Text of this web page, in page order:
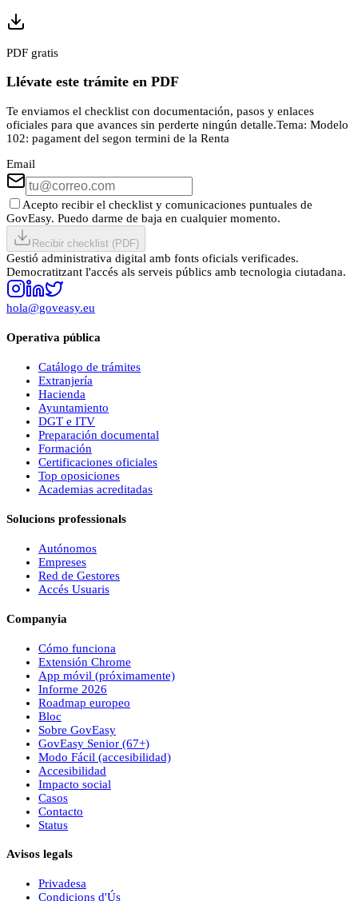
PDF gratis
Llévate este trámite en PDF
Te enviamos el checklist con documentación, pasos y enlaces
oficiales para que avances sin perderte ningún detalle.Tema: Modelo
102: pagament del segon termini de la Renta
Email
Acepto recibir el checklist y comunicaciones puntuales de
GovEasy. Puedo darme de baja en cualquier momento.
Recibir checklist (PDF)
Gestió administrativa digital amb fonts oficials verificades.
Democratitzant l'accés als serveis públics amb tecnologia ciutadana.
hola@goveasy.eu
Operativa pública
Catálogo de trámites
Extranjería
Hacienda
Ayuntamiento
DGT e ITV
Preparación documental
Formación
Certificaciones oficiales
Top oposiciones
Academias acreditadas
Solucions professionals
Autónomos
Empreses
Red de Gestores
Accés Usuaris
Companyia
Cómo funciona
Extensión Chrome
App móvil (próximamente)
Informe 2026
Roadmap europeo
Bloc
Sobre GovEasy
GovEasy Senior (67+)
Modo Fácil (accesibilidad)
Accesibilidad
Impacto social
Casos
Contacto
Status
Avisos legals
Privadesa
Condicions d'Ús